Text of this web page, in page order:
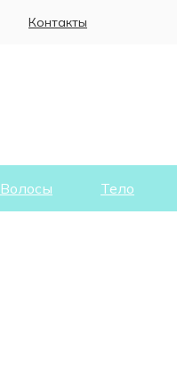
Контакты
Волосы Тело